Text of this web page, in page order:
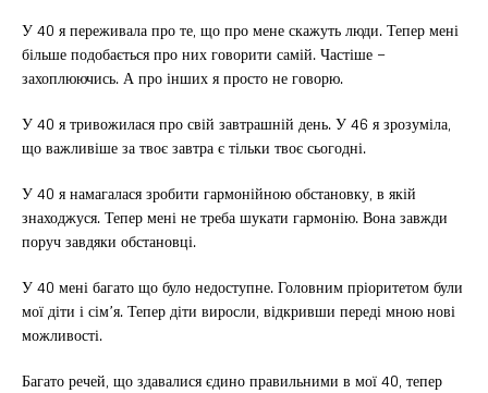
У 40 я переживала про те, що про мене скажуть люди. Тепер мені
більше подобається про них говорити самій. Частіше –
захоплюючись. А про інших я просто не говорю.
У 40 я тривожилася про свій завтрашній день. У 46 я зрозуміла,
що важливіше за твоє завтра є тільки твоє сьогодні.
У 40 я намагалася зробити гармонійною обстановку, в якій
знаходжуся. Тепер мені не треба шукати гармонію. Вона завжди
поруч завдяки обстановці.
У 40 мені багато що було недоступне. Головним пріоритетом були
мої діти і сім’я. Тепер діти виросли, відкривши переді мною нові
можливості.
Багато речей, що здавалися єдино правильними в мої 40, тепер